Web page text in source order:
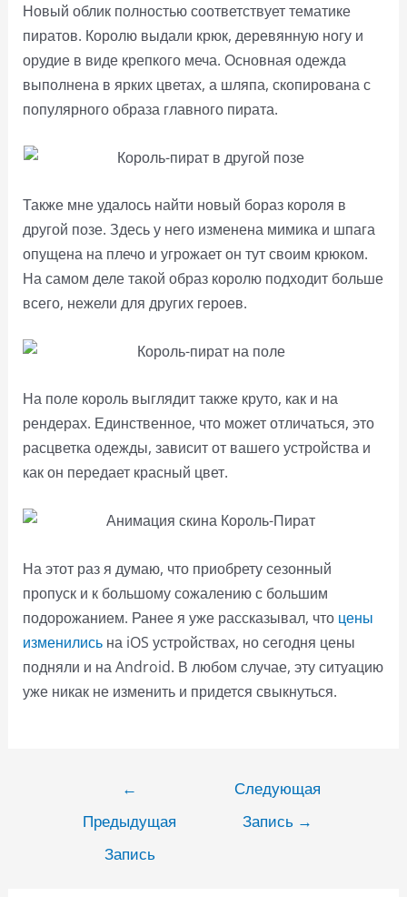
Новый облик полностью соответствует тематике
пиратов. Королю выдали крюк, деревянную ногу и
орудие в виде крепкого меча. Основная одежда
выполнена в ярких цветах, а шляпа, скопирована с
популярного образа главного пирата.
Также мне удалось найти новый бораз короля в
другой позе. Здесь у него изменена мимика и шпага
опущена на плечо и угрожает он тут своим крюком.
На самом деле такой образ королю подходит больше
всего, нежели для других героев.
На поле король выглядит также круто, как и на
рендерах. Единственное, что может отличаться, это
расцветка одежды, зависит от вашего устройства и
как он передает красный цвет.
На этот раз я думаю, что приобрету сезонный
пропуск и к большому сожалению с большим
подорожанием. Ранее я уже рассказывал, что цены
изменилисьна iOS устройствах, но сегодня цены
подняли и на Android. В любом случае, эту ситуацию
уже никак не изменить и придется свыкнуться.
записям
←
Предыдущая
Запись
Следующая
Запись →